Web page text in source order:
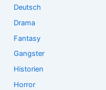
Deutsch
Drama
Fantasy
Gangster
Historien
Horror